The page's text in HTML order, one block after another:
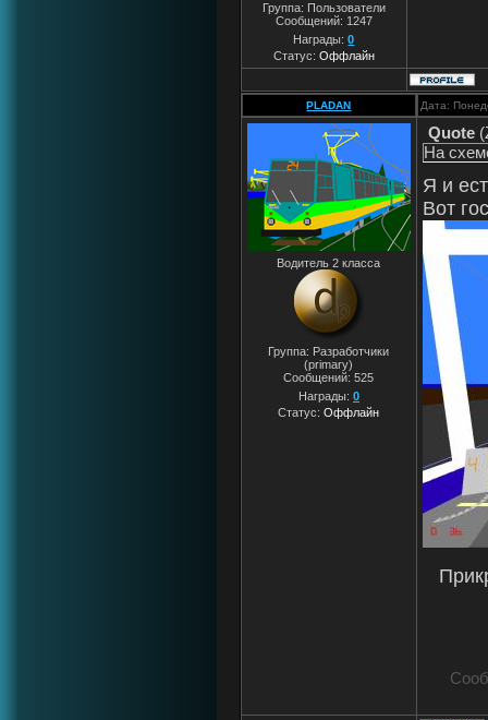
Группа: Пользователи
Сообщений: 1247
Награды:0
Статус: Оффлайн
PLADAN Дата:
Водитель 2 класса
Группа: Разработчики
(primary)
Сообщений:525
Награды: 0
Статус:Оффлайн
Quote (
На
Я и
Вот